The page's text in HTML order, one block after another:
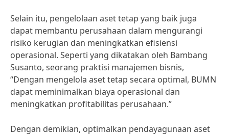
Selain itu, pengelolaan aset tetap yang baik juga
dapat membantu perusahaan dalam mengurangi
risiko kerugian dan meningkatkan efisiensi
operasional. Seperti yang dikatakan oleh Bambang
Susanto, seorang praktisi manajemen bisnis,
“Dengan mengelola aset tetap secara optimal, BUMN
dapat meminimalkan biaya operasional dan
meningkatkan profitabilitas perusahaan.”
Dengan demikian, optimalkan pendayagunaan aset